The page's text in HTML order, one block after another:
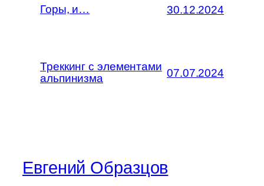
Горы, и… 30.12.2024
Треккинг с элементами
альпинизма
07.07.2024
Евгений Образцов